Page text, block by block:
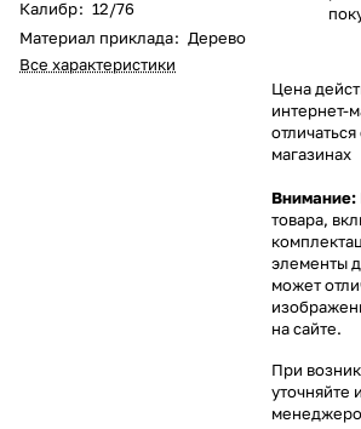
Калибр: 12/76
Материал приклада: Дерево
Все характеристики
Цена
интернет-
магазинах
Внимание:
товара,
элементы
может
на сайте.
При
уточняйте